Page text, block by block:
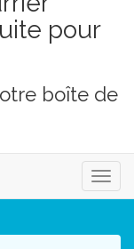
pour
boîte de
la